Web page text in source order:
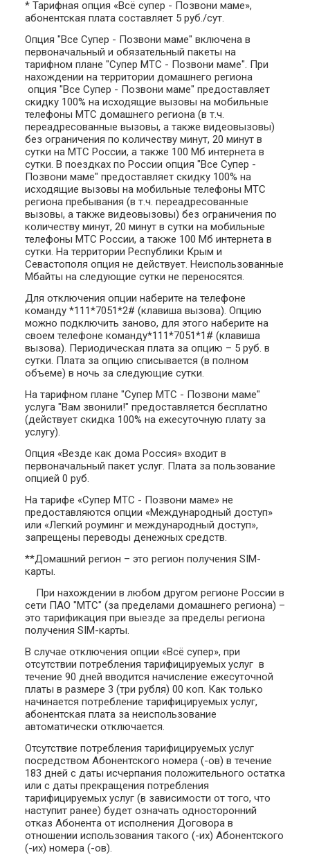
* Тарифная опция «Всё супер - Позвони маме»,
абонентская плата составляет 5 руб./сут.
Опция "Все Супер - Позвони маме" включена в
первоначальный и обязательный пакеты на
тарифном плане "Супер МТС - Позвони маме". При
нахождении на территории домашнего региона
опция "Все Супер - Позвони маме" предоставляет
скидку 100% на исходящие вызовы на мобильные
телефоны МТС домашнего региона (в т.ч.
переадресованные вызовы, а также видеовызовы)
без ограничения по количеству минут, 20 минут в
сутки на МТС России, а также 100 Мб интернета в
сутки. В поездках по России опция "Все Супер -
Позвони маме" предоставляет скидку 100% на
исходящие вызовы на мобильные телефоны МТС
региона пребывания (в т.ч. переадресованные
вызовы, а также видеовызовы) без ограничения по
количеству минут, 20 минут в сутки на мобильные
телефоны МТС России, а также 100 Мб интернета в
сутки. На территории Республики Крым и
Севастополя опция не действует. Неиспользованные
Мбайты на следующие сутки не переносятся.
Для отключения опции наберите на телефоне
команду *111*7051*2# (клавиша вызова). Опцию
можно подключить заново, для этого наберите на
своем телефоне команду*111*7051*1# (клавиша
вызова). Периодическая плата за опцию – 5 руб. в
сутки. Плата за опцию списывается (в полном
объеме) в ночь за следующие сутки.
На тарифном плане "Супер МТС - Позвони маме"
услуга "Вам звонили!" предоставляется бесплатно
(действует скидка 100% на ежесуточную плату за
услугу).
Опция «Везде как дома Россия» входит в
первоначальный пакет услуг. Плата за пользование
опцией 0 руб.
На тарифе «Супер МТС - Позвони маме» не
предоставляются опции «Международный доступ»
или «Легкий роуминг и международный доступ»,
запрещены переводы денежных средств.
**Домашний регион – это регион получения SIM-
карты.
При нахождении в любом другом регионе России в
сети ПАО "МТС" (за пределами домашнего региона) –
это тарификация при выезде за пределы региона
получения SIM-карты.
В случае отключения опции «Всё супер», при
отсутствии потребления тарифицируемых услуг в
течение 90 дней вводится начисление ежесуточной
платы в размере 3 (три рубля) 00 коп. Как только
начинается потребление тарифицируемых услуг,
абонентская плата за неиспользование
автоматически отключается.
Отсутствие потребления тарифицируемых услуг
посредством Абонентского номера (-ов) в течение
183 дней с даты исчерпания положительного остатка
или с даты прекращения потребления
тарифицируемых услуг (в зависимости от того, что
наступит ранее) будет означать односторонний
отказ Абонента от исполнения Договора в
отношении использования такого (-их) Абонентского
(-их) номера (-ов).